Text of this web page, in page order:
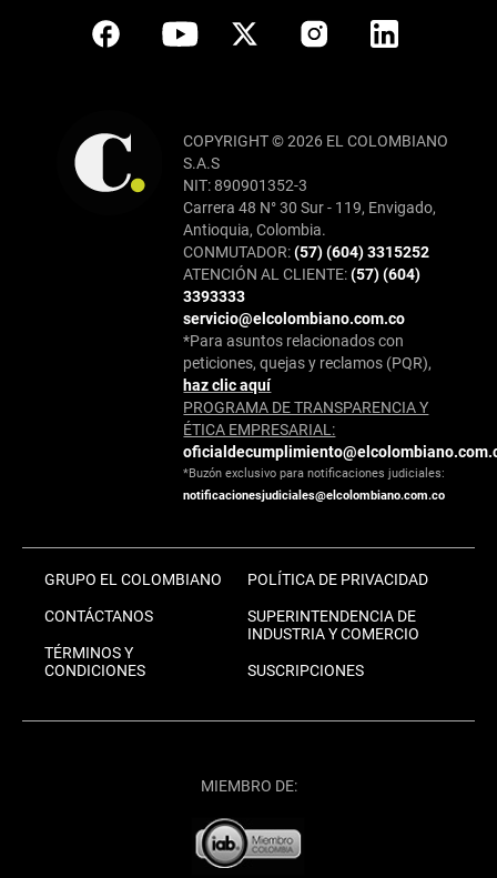
COPYRIGHT © 2026 EL COLOMBIANO
S.A.S
NIT: 890901352-3
Carrera 48 N° 30 Sur - 119, Envigado,
Antioquia, Colombia.
CONMUTADOR:(57) (604) 3315252
ATENCIÓN AL CLIENTE:(57) (604)
3393333
servicio@elcolombiano.com.co
*Para asuntos relacionados con
peticiones, quejas y reclamos (PQR),
haz clic aquí
PROGRAMA DE TRANSPARENCIA Y
ÉTICA EMPRESARIAL:
*Buzón exclusivo para notificaciones judiciales:
notificacionesjudiciales@elcolombiano.com.co
GRUPO EL COLOMBIANO
CONTÁCTANOS
TÉRMINOS Y
CONDICIONES
POLÍTICA DE PRIVACIDAD
SUPERINTENDENCIA DE
INDUSTRIA Y COMERCIO
SUSCRIPCIONES
MIEMBRO DE: